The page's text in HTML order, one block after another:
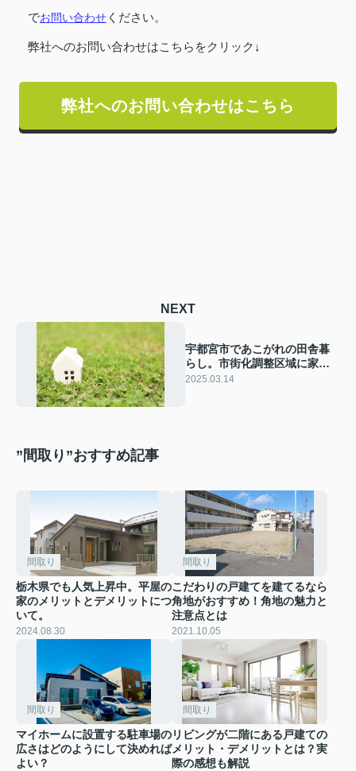
でお問い合わせ ください。
弊社へのお問い合わせはこちらをクリック↓
弊社へのお問い合わせはこちら
NEXT
宇都宮市であこがれの田舎暮
らし。市街化調整区域に家を
建てるために知っておきたい
2025.03.14
”間取り”おすすめ記事
間取り
栃木県でも人気上昇中。平屋の
家のメリットとデメリットにつ
いて。
2024.08.30
間取り
こだわりの戸建てを建てるなら
角地がおすすめ！角地の魅力と
注意点とは
2021.10.05
間取り
マイホームに設置する駐車場の
広さはどのようにして決めれば
よい？
間取り
リビングが二階にある戸建ての
メリット・デメリットとは？実
際の感想も解説